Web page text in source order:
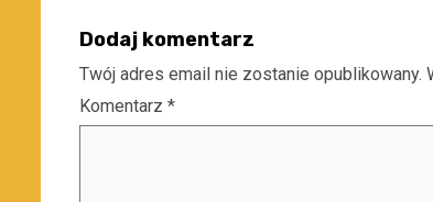
Dodaj komentarz
Twój adres email nie zostanie opublikowany.
Komentarz *